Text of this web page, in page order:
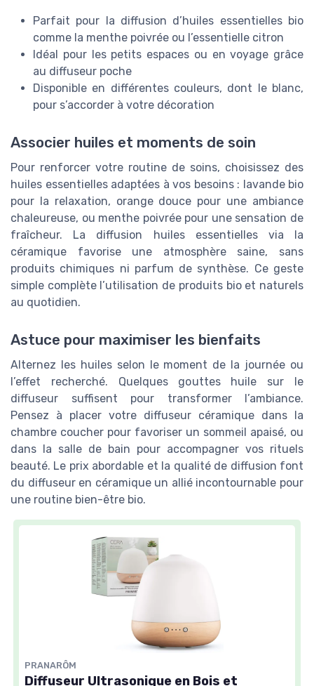
Parfait pour la diffusion d’huiles essentielles bio
comme la menthe poivrée ou l’essentielle citron
Idéal pour les petits espaces ou en voyage grâce
au diffuseur poche
Disponible en différentes couleurs, dont le blanc,
pour s’accorder à votre décoration
Associer huiles et moments de soin
Pour renforcer votre routine de soins, choisissez des
huiles essentielles adaptées à vos besoins : lavande bio
pour la relaxation, orange douce pour une ambiance
chaleureuse, ou menthe poivrée pour une sensation de
fraîcheur. La diffusion huiles essentielles via la
céramique favorise une atmosphère saine, sans
produits chimiques ni parfum de synthèse. Ce geste
simple complète l’utilisation de produits bio et naturels
au quotidien.
Astuce pour maximiser les bienfaits
Alternez les huiles selon le moment de la journée ou
l’effet recherché. Quelques gouttes huile sur le
diffuseur suffisent pour transformer l’ambiance.
Pensez à placer votre diffuseur céramique dans la
chambre coucher pour favoriser un sommeil apaisé, ou
dans la salle de bain pour accompagner vos rituels
beauté. Le prix abordable et la qualité de diffusion font
du diffuseur en céramique un allié incontournable pour
une routine bien-être bio.
PRANARÔM
Diffuseur Ultrasonique en Bois et